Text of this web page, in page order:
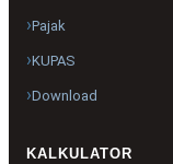
Pajak
KUPAS
Download
KALKULATOR